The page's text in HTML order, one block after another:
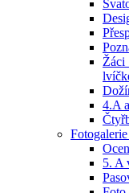
Žáci
4.A
5. A